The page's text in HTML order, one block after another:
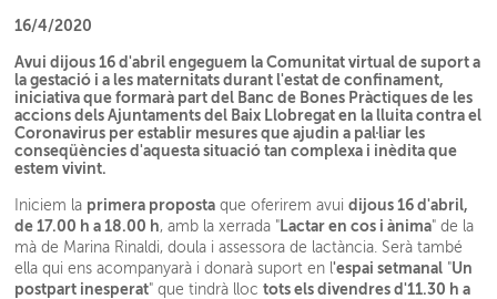
16/4/2020
Avui dijous 16 d'abril engeguem la Comunitat virtual de suport a
la gestació i a les maternitats durant l'estat de confinament,
iniciativa que formarà part del Banc de Bones Pràctiques de les
accions dels Ajuntaments del Baix Llobregat en la lluita contra el
Coronavirus per establir mesures que ajudin a pal·liar les
conseqüències d'aquesta situació tan complexa i inèdita que
estem vivint.
Iniciem la primera proposta que oferirem avuidijous 16 d'abril,
de 17.00 h a 18.00 h, amb la xerrada " Lactar en cos i ànima" de la
mà de Marina Rinaldi, doula i assessora de lactància. Serà també
ella qui ens acompanyarà i donarà suport en l'espai setmanal "Un
postpart inesperat" que tindrà lloctots els divendres d'11.30 h a